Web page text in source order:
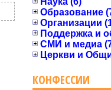
Образование
Организации
Поддержка и
СМИ и медиа
Церкви и
КОНФЕССИИ